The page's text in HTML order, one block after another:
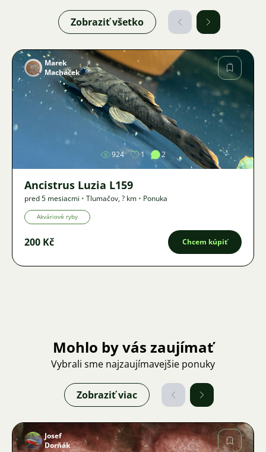
Zobraziť všetko
Obrázok
Marek
Macháček
924 1 2
Ancistrus Luzia L159
pred 5 mesiacmi • Tlumačov,? km • Ponuka
Akváriové ryby
200 Kč Chcem kúpiť
Mohlo by vás zaujímať
Vybrali sme najzaujímavejšie ponuky
Zobraziť viac
Josef
Dorňák